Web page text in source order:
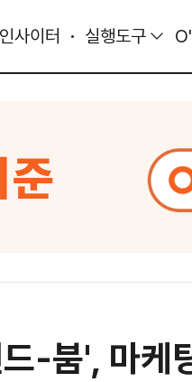
인사이터 실행도구
-붐', 마케